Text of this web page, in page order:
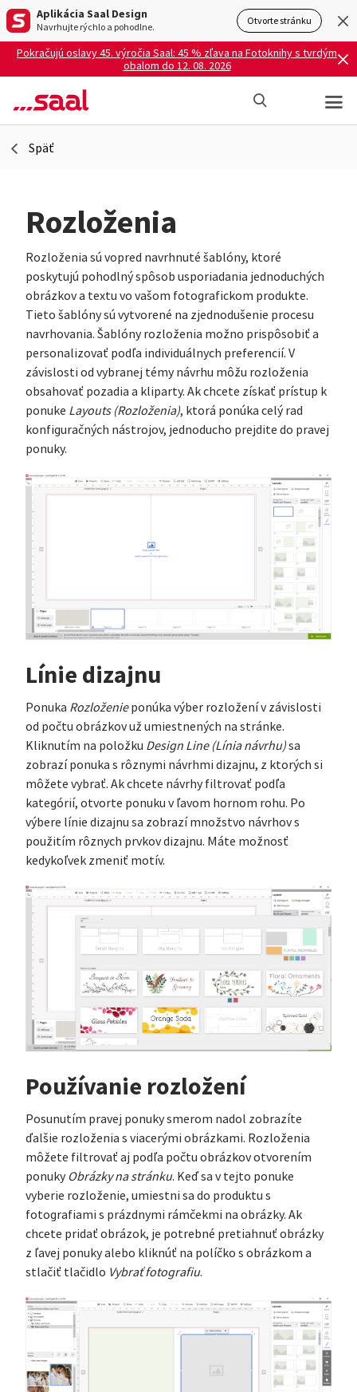
Aplikácia Saal Design
Navrhujte rýchlo a pohodlne. Otvorte stránku
Pokračujú oslavy 45. výročia Saal: 45 % zľava na Fotoknihy s tvrdým
obalom do 12. 08. 2026
Späť
Rozloženia
Rozloženia sú vopred navrhnuté šablóny, ktoré
poskytujú pohodlný spôsob usporiadania jednoduchých
obrázkov a textu vo vašom fotografickom produkte.
Tieto šablóny sú vytvorené na zjednodušenie procesu
navrhovania. Šablóny rozloženia možno prispôsobiť a
personalizovať podľa individuálnych preferencií. V
závislosti od vybranej témy návrhu môžu rozloženia
obsahovať pozadia a kliparty. Ak chcete získať prístup k
ponuke Layouts (Rozloženia), ktorá ponúka celý rad
konfiguračných nástrojov, jednoducho prejdite do pravej
ponuky.
Línie dizajnu
Ponuka Rozloženieponúka výber rozložení v závislosti
od počtu obrázkov už umiestnených na stránke.
Kliknutím na položku Design Line (Línia návrhu)sa
zobrazí ponuka s rôznymi návrhmi dizajnu, z ktorých si
môžete vybrať. Ak chcete návrhy filtrovať podľa
kategórií, otvorte ponuku v ľavom hornom rohu. Po
výbere línie dizajnu sa zobrazí množstvo návrhov s
použitím rôznych prvkov dizajnu. Máte možnosť
kedykoľvek zmeniť motív.
Používanie rozložení
Posunutím pravej ponuky smerom nadol zobrazíte
ďalšie rozloženia s viacerými obrázkami. Rozloženia
môžete filtrovať aj podľa počtu obrázkov otvorením
ponuky Obrázky na stránku. Keď sa v tejto ponuke
vyberie rozloženie, umiestni sa do produktu s
fotografiami s prázdnymi rámčekmi na obrázky. Ak
chcete pridať obrázok, je potrebné pretiahnuť obrázky
z ľavej ponuky alebo kliknúť na políčko s obrázkom a
stlačiť tlačidlo Vybrať fotografiu.